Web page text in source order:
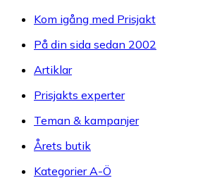
Kom igång med Prisjakt
På din sida sedan 2002
Artiklar
Prisjakts experter
Teman & kampanjer
Årets butik
Kategorier A-Ö